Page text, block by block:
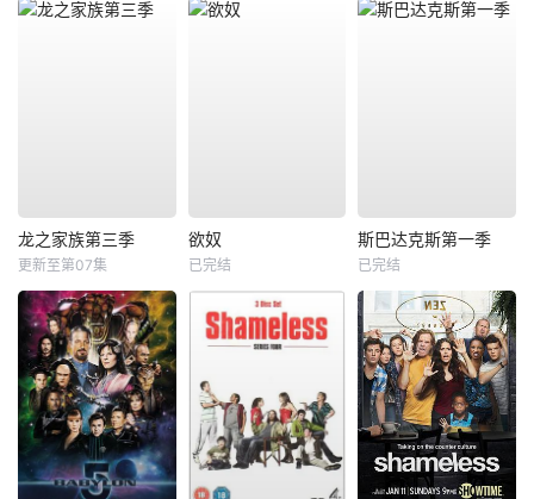
龙之家族第三季
更新至第07集
欲奴
已完结
斯巴达克斯第一季
已完结